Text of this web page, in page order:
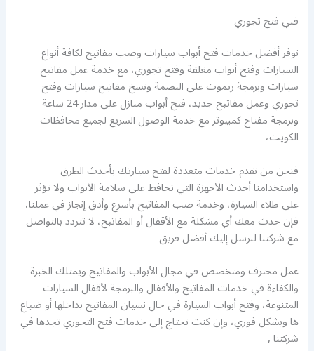
فني فتح تجوري
نوفر أفضل خدمات فتح أبواب سيارات وصب مفاتيح لكافة أنواع
السيارات وفتح أبواب مغلقة وفتح تجوري، مع خدمة عمل مفاتيح
سيارات وبرمجة ريموت على البصمة ونسخ مفاتيح سيارات وفتح
تجوري وعمل مفاتيح جديد، فتح أبواب منازل على مدار 24 ساعة
وبرمجة مفتاح كمبيوتر مع خدمة الوصول السريع لجميع محافظات
الكويت،
فنحن من نقدم خدمات متعددة لفتح سيارتك بأحدث الطرق
واستخدامنا أحدث الأجهزة التي تحافظ على سلامة الأبواب ولا تؤثر
على طلاء السيارة، وخدمة صب المفاتيح بأسرع وأدق إنجاز في عملنا،
فإن حدث معك أي مشكلة مع الأقفال أو المفاتيح، لا تتردد بالتواصل
مع شركتنا لنرسل إليك أفضل فريق
عمل محترف ومتخصص في مجال الأبواب والمفاتيح ويمتلك الخبرة
والكفاءة في خدمات المفاتيح والأقفال والبرمجة لأقفال السيارات
المتنوعة، وفتح أبواب السيارة في حال نسيان المفاتيح بداخلها أو ضياع
ها وبشكل فوري، وإن كنت تحتاج إلى خدمات فتح التجوري تجدها في
شركتنا ,